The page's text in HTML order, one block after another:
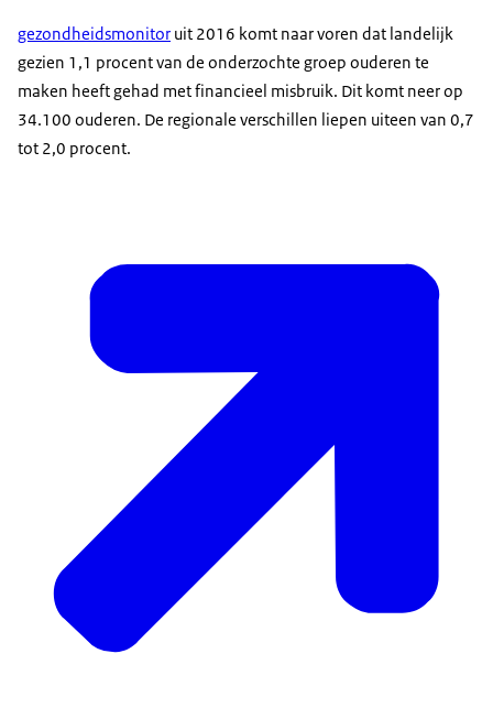
gezondheidsmonitor uit 2016 komt naar voren dat landelijk
gezien 1,1 procent van de onderzochte groep ouderen te
maken heeft gehad met financieel misbruik. Dit komt neer op
34.100 ouderen. De regionale verschillen liepen uiteen van 0,7
tot 2,0 procent.